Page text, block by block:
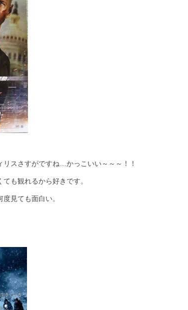
リスさすがですね…かっこいい～～～！！
も観れるから好きです。
見ても面白い。